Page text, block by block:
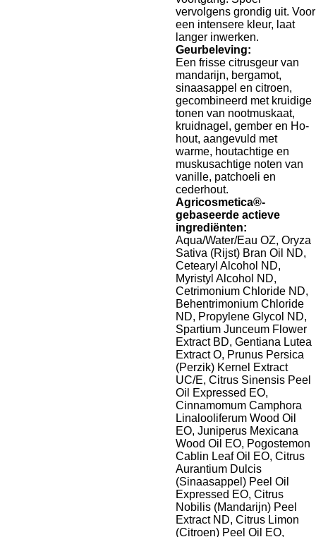
vervolgens grondig uit. Voor
een intensere kleur, laat
langer inwerken.
Geurbeleving:
Een frisse citrusgeur van
mandarijn, bergamot,
sinaasappel en citroen,
gecombineerd met kruidige
tonen van nootmuskaat,
kruidnagel, gember en Ho-
hout, aangevuld met
warme, houtachtige en
muskusachtige noten van
vanille, patchoeli en
cederhout.
Agricosmetica®-
gebaseerde actieve
ingrediënten:
Aqua/Water/Eau OZ, Oryza
Sativa (Rijst) Bran Oil ND,
Cetearyl Alcohol ND,
Myristyl Alcohol ND,
Cetrimonium Chloride ND,
Behentrimonium Chloride
ND, Propylene Glycol ND,
Spartium Junceum Flower
Extract BD, Gentiana Lutea
Extract O, Prunus Persica
(Perzik) Kernel Extract
UC/E, Citrus Sinensis Peel
Oil Expressed EO,
Cinnamomum Camphora
Linalooliferum Wood Oil
EO, Juniperus Mexicana
Wood Oil EO, Pogostemon
Cablin Leaf Oil EO, Citrus
Aurantium Dulcis
(Sinaasappel) Peel Oil
Expressed EO, Citrus
Nobilis (Mandarijn) Peel
Extract ND, Citrus Limon
(Citroen) Peel Oil EO,